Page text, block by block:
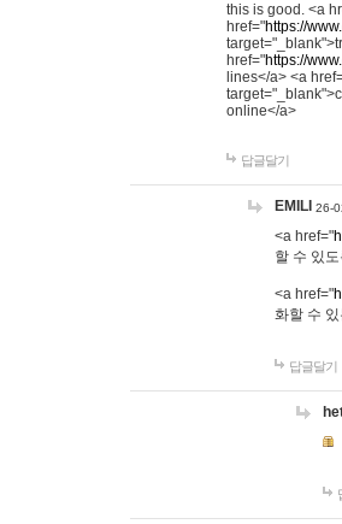
this is good. <a
href="https://
href="https://
lines</a> <a
online</a>
답글달기
EMILI 26-
<a href="
할 수 있
<a href="
화할 수
답글달기